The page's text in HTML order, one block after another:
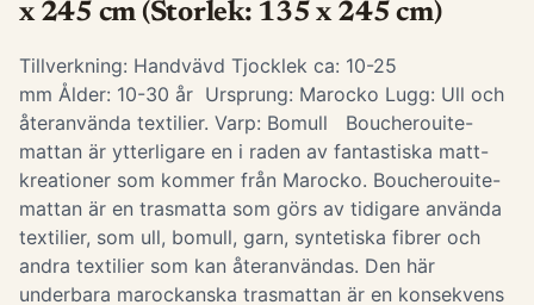
x 245 cm (Storlek: 135 x 245 cm)
Tillverkning: Handvävd Tjocklek ca: 10-25
mm Ålder: 10-30 år Ursprung: Marocko Lugg: Ull och
återanvända textilier. Varp: Bomull Boucherouite-
mattan är ytterligare en i raden av fantastiska matt-
kreationer som kommer från Marocko. Boucherouite-
mattan är en trasmatta som görs av tidigare använda
textilier, som ull, bomull, garn, syntetiska fibrer och
andra textilier som kan återanvändas. Den här
underbara marockanska trasmattan är en konsekvens